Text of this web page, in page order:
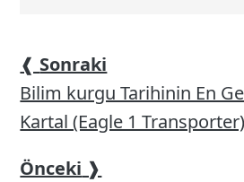
❰ Sonraki
Bilim kurgu Tarihinin En
Kartal (Eagle 1 Transporter)
Önceki ❱